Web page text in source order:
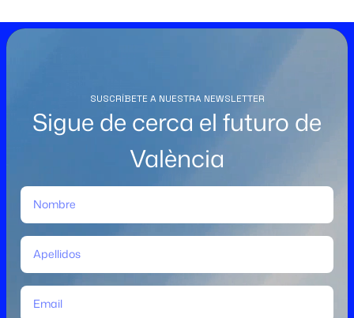
SUSCRÍBETE A NUESTRA NEWSLETTER
Sigue de cerca el futuro de
València